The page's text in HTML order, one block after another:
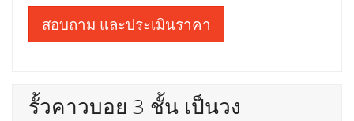
สอบถาม และประเมินราคา
รั้วคาวบอย 3 ชั้น เป็นวง